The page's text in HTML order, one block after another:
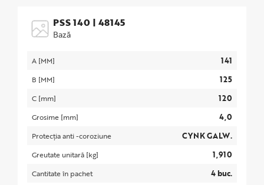
PSS 140 | 48145
Bază
A [MM] 141
B [MM] 125
C [mm] 120
Grosime [mm] 4,0
Protecția anti -coroziune CYNK GALW.
Greutate unitară [kg] 1,910
Cantitate în pachet 4 buc.